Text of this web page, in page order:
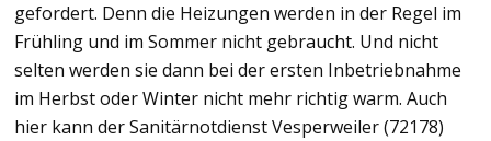
gefordert. Denn die Heizungen werden in der Regel im
Frühling und im Sommer nicht gebraucht. Und nicht
selten werden sie dann bei der ersten Inbetriebnahme
im Herbst oder Winter nicht mehr richtig warm. Auch
hier kann der Sanitärnotdienst Vesperweiler (72178)